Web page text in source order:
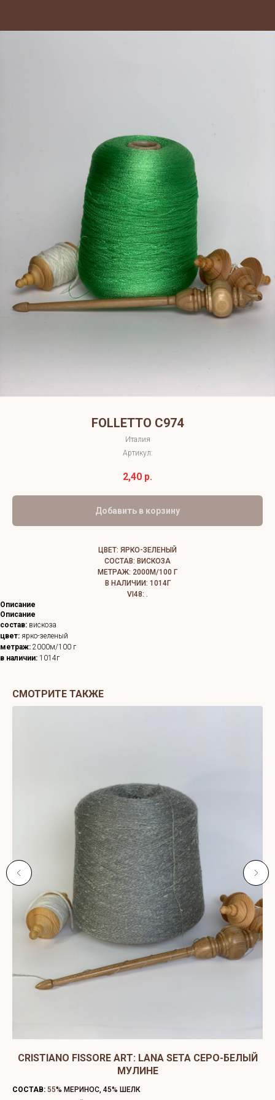
FOLLETTO C974
Италия
Артикул:
2,40 р.
Добавить в корзину
ЦВЕТ: ЯРКО-ЗЕЛЕНЫЙ
СОСТАВ: ВИСКОЗА
МЕТРАЖ: 2000М/100 Г
В НАЛИЧИИ: 1014Г
VI48: .
Описание
Описание
состав: вискоза
цвет: ярко-зеленый
метраж: 2000м/100 г
в наличии: 1014г
СМОТРИТЕ ТАКЖЕ
CRISTIANO FISSORE ART: LANA SETA СЕРО-БЕЛЫЙ
МУЛИНЕ
СОСТАВ: 55% МЕРИНОС, 45% ШЕЛК